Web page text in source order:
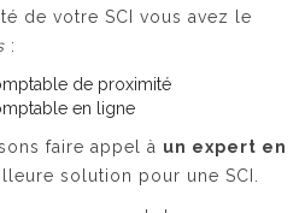
de votre SCI vous avez le
:
de proximité
en ligne
faire appel à un expert en
solution pour une SCI.